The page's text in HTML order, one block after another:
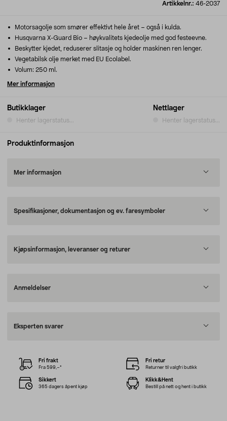
Artikkelnr.: 46-2037
Butikklager
Henter lagerstatus...
Nettlager
Henter lagerstatus...
Motorsagolje som smører effektivt hele året – også i kulda.
Husqvarna X-Guard Bio – høykvalitets kjedeolje med god festeevne.
Beskytter kjedet, reduserer slitasje og holder maskinen ren lenger.
Vegetabilsk olje merket med EU Ecolabel.
Volum: 250 ml.
Mer informasjon
Produktinformasjon
Mer informasjon
Spesifikasjoner, dokumentasjon og ev. faresymboler
Kjøpsinformasjon, leveranser og returer
Anmeldelser
Eksperten svarer
Fri frakt
Fra 599,–*
Fri retur
Returner til valgfri butikk
Sikkert
365 dagers åpent kjøp
Klikk&Hent
Bestill på nett og hent i butikk